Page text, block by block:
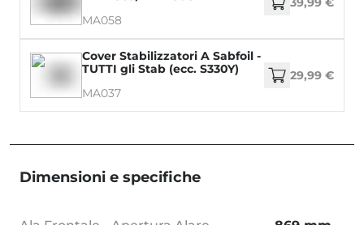
MA058
Cover Stabilizzatori A Sabfoil -
TUTTI gli Stab (ecc. S330Y)
MA037
29,99 €
Dimensioni e specifiche